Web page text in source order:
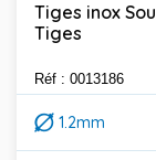
Tiges inox
Tiges
Réf : 0013186
1.2mm